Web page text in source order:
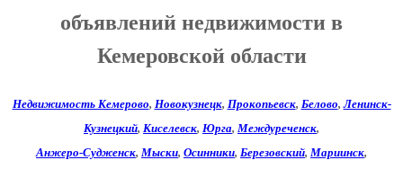
объявлений недвижимости в
Кемеровской области
Недвижимость Кемерово, Новокузнецк, Прокопьевск, Белово,Ленинск-
Кузнецкий, Киселевск, Юрга, Междуреченск,
Анжеро-Судженск, Мыски, Осинники, Березовский, Мариинск,